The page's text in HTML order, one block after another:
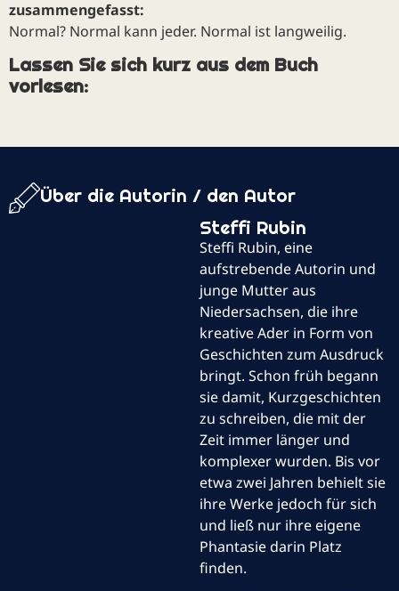
zusammengefasst:
Normal? Normal kann jeder. Normal ist langweilig.
Lassen Sie sich kurz aus dem Buch
vorlesen:
Über die Autorin / den Autor
Steffi Rubin
Steffi Rubin, eine
aufstrebende Autorin und
junge Mutter aus
Niedersachsen, die ihre
kreative Ader in Form von
Geschichten zum Ausdruck
bringt. Schon früh begann
sie damit, Kurzgeschichten
zu schreiben, die mit der
Zeit immer länger und
komplexer wurden. Bis vor
etwa zwei Jahren behielt sie
ihre Werke jedoch für sich
und ließ nur ihre eigene
Phantasie darin Platz
finden.